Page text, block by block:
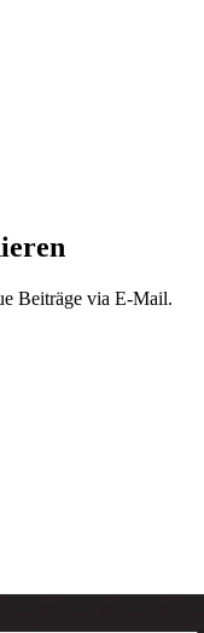
Beiträge via E-Mail.